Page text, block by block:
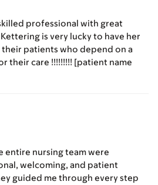
professional with great
is very lucky to have her
patients who depend on a
their care !!!!!!!!! [patient name
entire nursing team were
welcoming, and patient
guided me through every step